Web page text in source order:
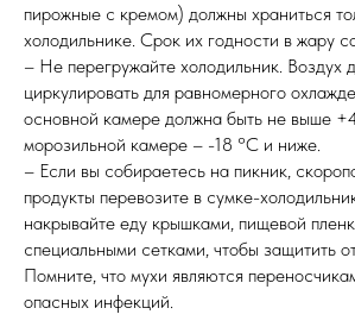
пирожные с кремом) должны храниться
холодильнике. Срок их годности в жару
– Не перегружайте холодильник. Воздух
циркулировать для равномерного
основной камере должна быть не выше
морозильной камере – -18 °C и ниже.
– Если вы собираетесь на пикник,
продукты перевозите в сумке-
накрывайте еду крышками, пищевой
специальными сетками, чтобы защитить
Помните, что мухи являются
опасных инфекций.